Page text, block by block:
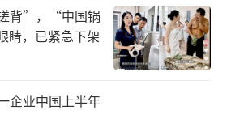
官网显示，今年赛事共拥有1
伴。其中包括速卖通、支付
和海信5家中国企业，历史性
位。
背”，“中国锅
睛，已紧急下架
企业中国上半年